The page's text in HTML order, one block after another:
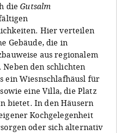
dieGutsalm
Hier verteilen
Gebäude, die in
aus regionalem
den schlichten
ein Wiesnschlafhäusl für
eine Villa, die Platz
bietet. In den Häusern
Kochgelegenheit
oder sich alternativ